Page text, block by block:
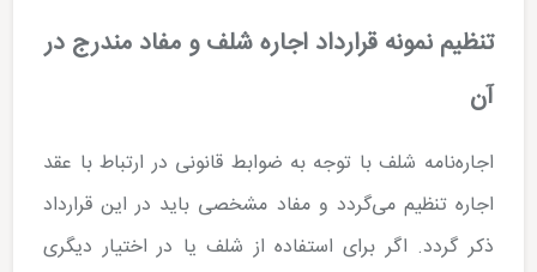
تنظیم نمونه قرارداد اجاره شلف و مفاد مندرج در
آن
اجاره‌نامه شلف با توجه به ضوابط قانونی در ارتباط با عقد
اجاره تنظیم می‌گردد و مفاد مشخصی باید در این قرارداد
ذکر گردد. اگر برای استفاده از شلف یا در اختیار دیگری